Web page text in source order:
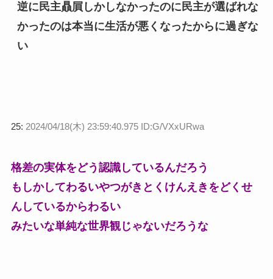
逆に民主贔屓しかしなかったのに民主が選ばれな
かったのは本当に生活が悪くなったからに過ぎな
い
25: 2024/04/18(木) 23:59:40.975 ID:G/VXxURwa
格差の実体をどう認識しているんだろう
もしかしてわるいやつがきとくけんえきをどくせ
んしているからわるい
みたいな単純な世界観じゃないだろうな